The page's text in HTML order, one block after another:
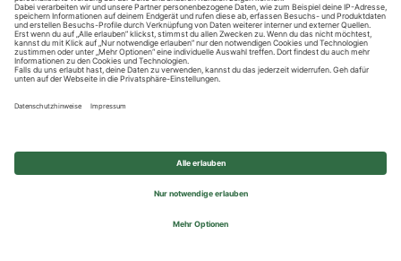
Impressum
Privatsphäre-Einstellungen
© 2026 REWE Group - All rights reserved